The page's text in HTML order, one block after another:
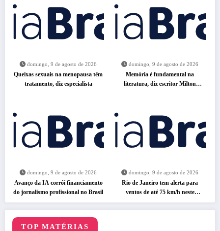
domingo, 9 de agosto de 2026
Queixas sexuais na menopausa têm
tratamento, diz especialista
domingo, 9 de agosto de 2026
Memória é fundamental na
literatura, diz escritor Milton
domingo, 9 de agosto de 2026
Avanço da IA corrói financiamento
do jornalismo profissional no Brasil
domingo, 9 de agosto de 2026
Rio de Janeiro tem alerta para
ventos de até 75 km/h neste
domingo
TOP MATÉRIAS